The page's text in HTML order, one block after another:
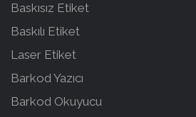
Baskısız Etiket
Baskılı Etiket
Laser Etiket
Barkod Yazıcı
Barkod Okuyucu